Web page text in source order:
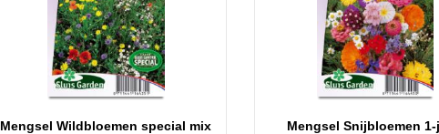
Mengsel Wildbloemen special mix Mengsel Snijbloemen